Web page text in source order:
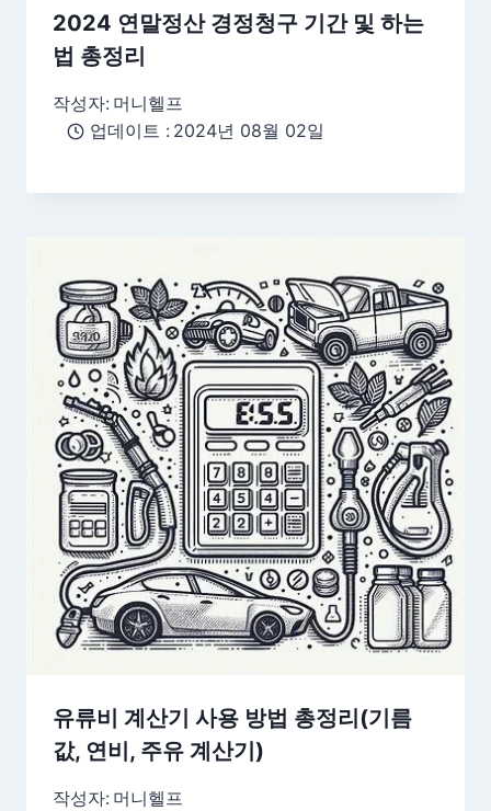
2024 연말정산 경정청구 기간 및 하는
법 총정리
작성자: 머니헬프
업데이트 : 2024년 08월 02일
유류비 계산기 사용 방법 총정리(기름
값, 연비, 주유 계산기)
작성자: 머니헬프